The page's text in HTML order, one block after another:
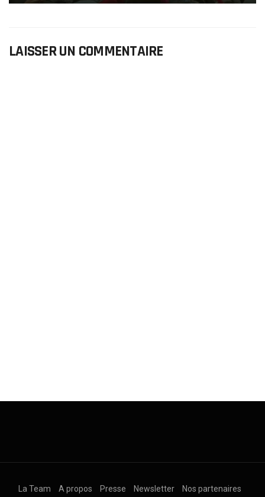
LAISSER UN COMMENTAIRE
La Team A propos Presse Newsletter Nos partenaires